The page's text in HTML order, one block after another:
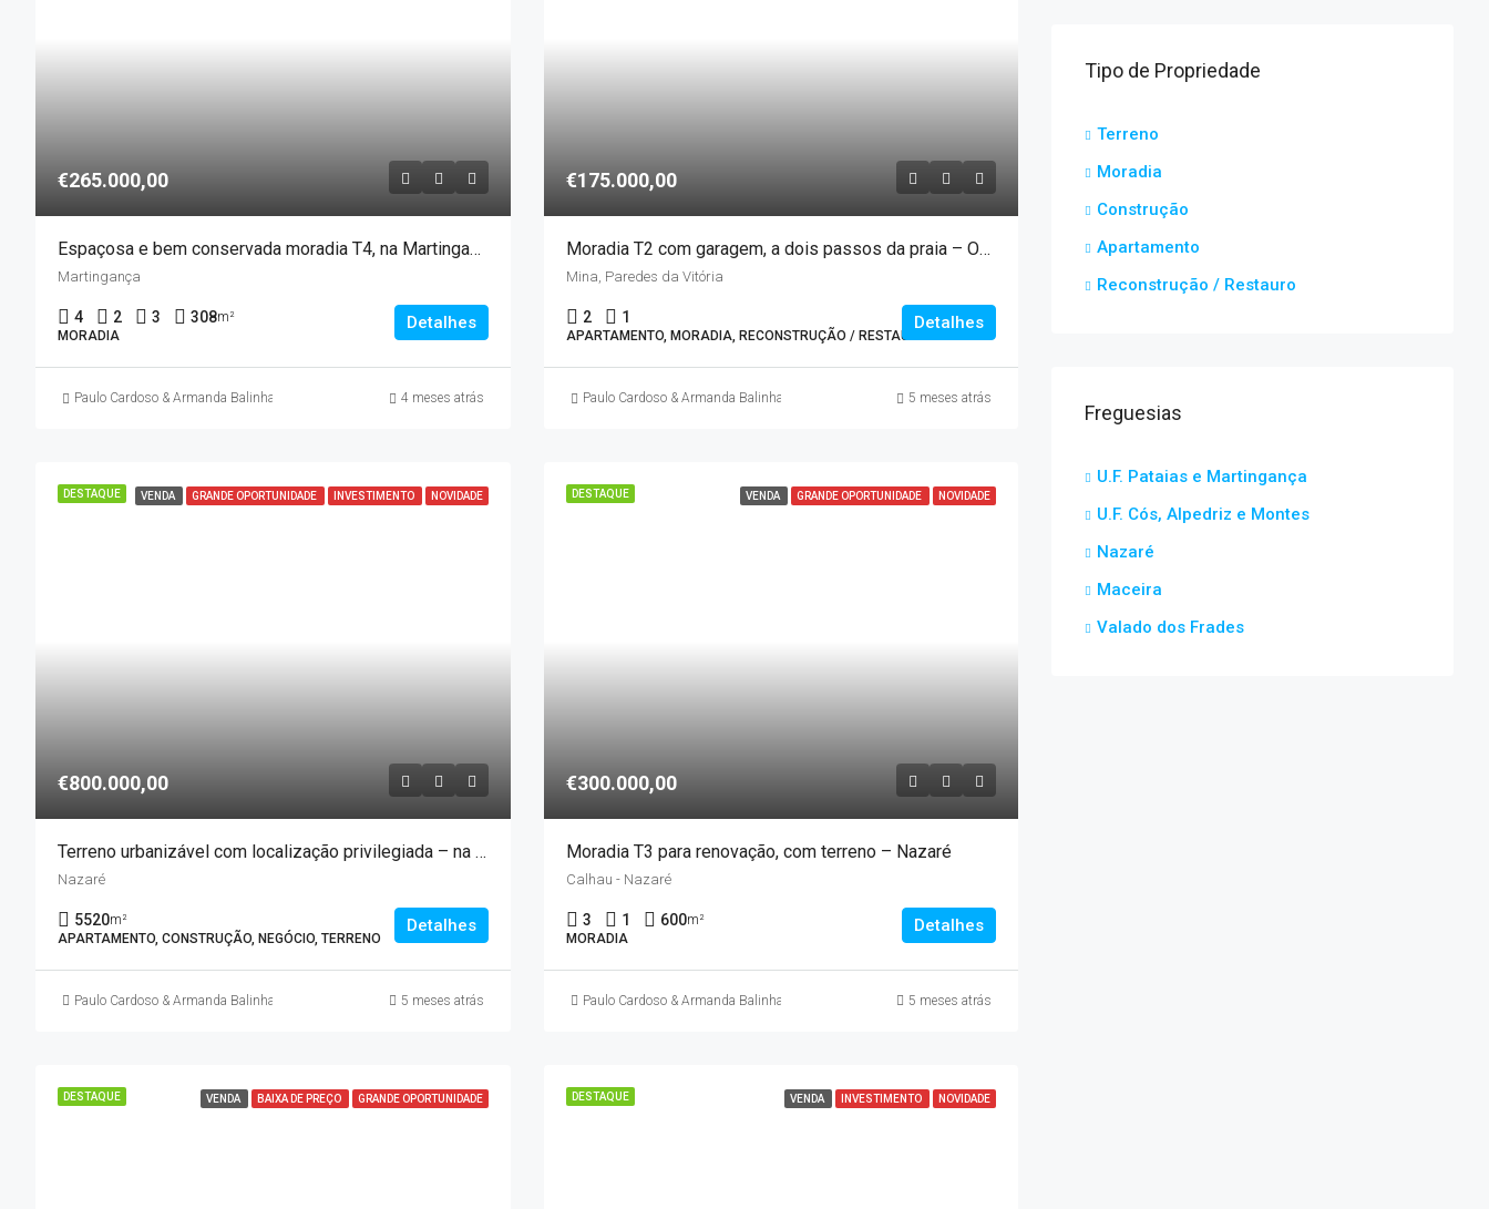
€265.000,00
Espaçosa e bem conservada moradia T4, na Martingança – UFPM
Martingança
4 2 3 308m²
MORADIA
Detalhes
Paulo Cardoso & Armanda Balinha 4 meses atrás
€175.000,00
Moradia T2 com garagem, a dois passos da praia – Oportunidade em Paredes da Vitória
Mina, Paredes da Vitória
2 1
APARTAMENTO, MORADIA, RECONSTRUÇÃO / RESTAURO
Detalhes
Paulo Cardoso & Armanda Balinha 5 meses atrás
DESTAQUE VENDA GRANDE OPORTUNIDADE INVESTIMENTO NOVIDADE
€800.000,00
Terreno urbanizável com localização privilegiada – na Nazaré
Nazaré
5520m²
APARTAMENTO, CONSTRUÇÃO, NEGÓCIO, TERRENO
Detalhes
Paulo Cardoso & Armanda Balinha 5 meses atrás
DESTAQUE VENDA GRANDE OPORTUNIDADE NOVIDADE
€300.000,00
Moradia T3 para renovação, com terreno – Nazaré
Calhau - Nazaré
3 1 600m²
MORADIA
Detalhes
Paulo Cardoso & Armanda Balinha 5 meses atrás
DESTAQUE VENDA BAIXA DE PREÇO GRANDE OPORTUNIDADE DESTAQUE VENDA INVESTIMENTO NOVIDADE
Tipo de Propriedade
Terreno
Moradia
Construção
Apartamento
Reconstrução / Restauro
Freguesias
U.F. Pataias e Martingança
U.F. Cós, Alpedriz e Montes
Nazaré
Maceira
Valado dos Frades